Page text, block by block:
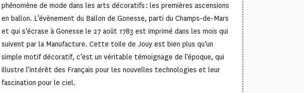
phénomène de mode dans les arts décoratifs : les premières ascensions
en ballon. L’évènement du Ballon de Gonesse, parti du Champs-de-Mars
et qui s’écrase à Gonesse le 27 août 1783 est imprimé dans les mois qui
suivent par la Manufacture. Cette toile de Jouy est bien plus qu’un
simple motif décoratif, c’est un véritable témoignage de l’époque, qui
illustre l’intérêt des Français pour les nouvelles technologies et leur
fascination pour le ciel.